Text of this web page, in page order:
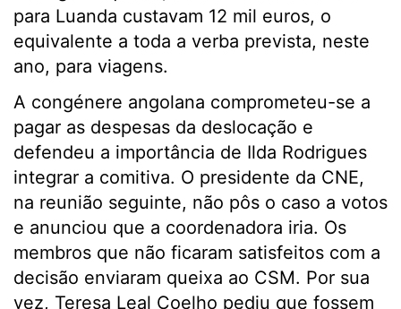
para Luanda custavam 12 mil euros, o
equivalente a toda a verba prevista, neste
ano, para viagens.
A congénere angolana comprometeu-se a
pagar as despesas da deslocação e
defendeu a importância de Ilda Rodrigues
integrar a comitiva. O presidente da CNE,
na reunião seguinte, não pôs o caso a votos
e anunciou que a coordenadora iria. Os
membros que não ficaram satisfeitos com a
decisão enviaram queixa ao CSM. Por sua
vez, Teresa Leal Coelho pediu que fossem